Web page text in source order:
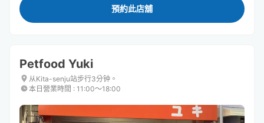
預約此店舖
Petfood Yuki
从Kita-senju站步行3分钟。
本日營業時間 : 11:00〜18:00